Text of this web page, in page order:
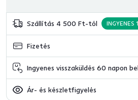
Szállítás 4 500 Ft-tól
Fizetés
Ingyenes visszaküldés 60 napon
Ár- és készletfigyelés